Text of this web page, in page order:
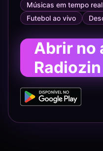
Músicas em tempo real
Futebol ao vivo
Abrir no
Radiozin